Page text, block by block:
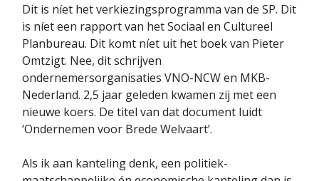
Dit is níet het verkiezingsprogramma van de SP. Dit
is níet een rapport van het Sociaal en Cultureel
Planbureau. Dit komt níet uit het boek van Pieter
Omtzigt. Nee, dit schrijven
ondernemersorganisaties VNO-NCW en MKB-
Nederland. 2,5 jaar geleden kwamen zij met een
nieuwe koers. De titel van dat document luidt
‘Ondernemen voor Brede Welvaart’.
Als ik aan kanteling denk, een politiek-